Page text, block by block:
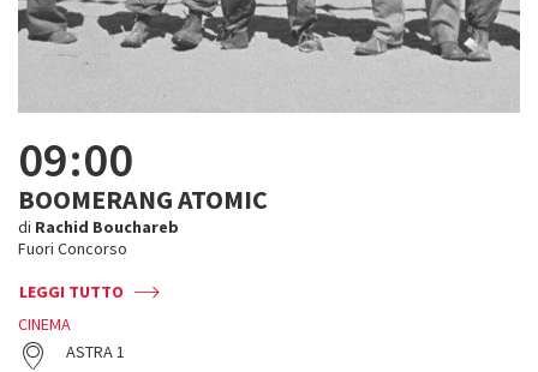
09:00
BOOMERANG ATOMIC
di Rachid Bouchareb
Fuori Concorso
LEGGI TUTTO
CINEMA
ASTRA 1